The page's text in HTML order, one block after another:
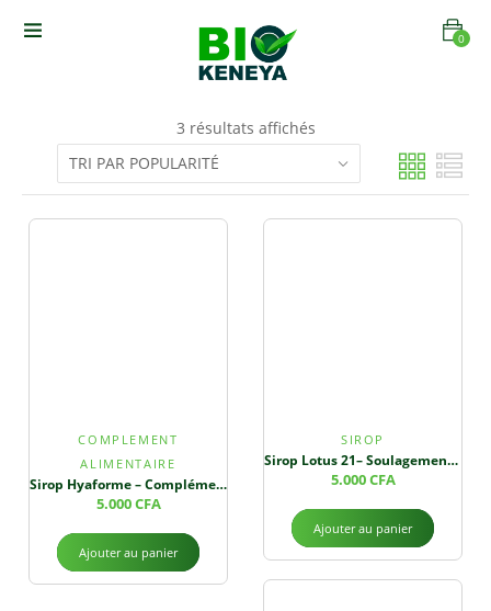
0
3 résultats affichés
COMPLEMENT
ALIMENTAIRE
Sirop Hyaforme – Complément Alimentaire Naturel
5.000CFA
Ajouter au panier
SIROP
Sirop Lotus 21– Soulagement Naturel pour les Troubles Digestifs 🌿✨
5.000CFA
Ajouter au panier